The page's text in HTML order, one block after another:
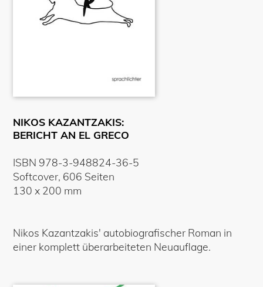
NIKOS KAZANTZAKIS:
BERICHT AN EL GRECO
ISBN 978-3-948824-36-5
Softcover, 606 Seiten
130 x 200 mm
Nikos Kazantzakis' autobiografischer Roman in
einer komplett überarbeiteten Neuauflage.